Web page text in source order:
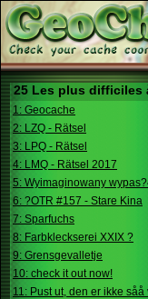
25 Les plus difficiles
1: Geocache
2: LZQ - Rätsel
3: LPQ - Rätsel
4: LMQ - Rätsel 2017
5: Wyimaginowany
6: ?OTR #157 - Stare Kina
7: Sparfuchs
8: Farbkleckserei XXIX ?
9: Grensgevalletje
10: check it out now!
11: Pust ut, den er ikke såå